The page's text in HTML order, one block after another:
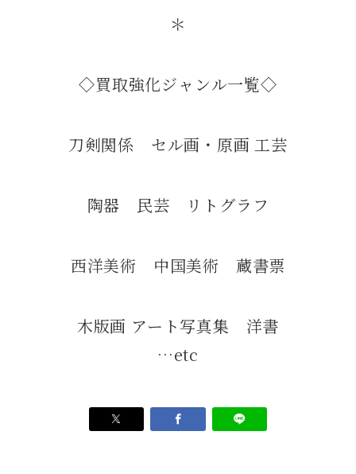
＊
◇買取強化ジャンル一覧◇
刀剣関係 セル画・原画 工芸
陶器 民芸 リトグラフ
西洋美術 中国美術 蔵書票
木版画 アート写真集 洋書
…etc